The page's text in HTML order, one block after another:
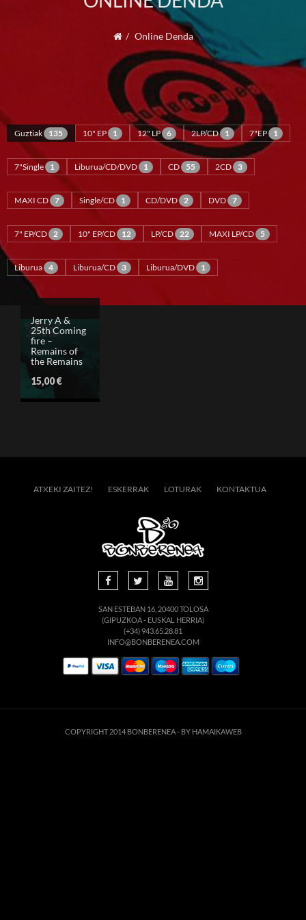
Online Denda
Guztiak 135 10" EP 1 12" LP 6 2LP/CD 1 7"EP 1
7"Single 1 Liburua/CD/DVD 1 CD 55 2CD 3
MAXI CD 7 Single/CD 1 CD/DVD 2 DVD 7
7" EP/CD 2 10" EP/CD 12 LP/CD 22 MAXI LP/CD 5
Liburua 4 Liburua/CD 3 Liburua/DVD 1
Jerry A &
25th Coming
fire –
Remains of
the Remains
15,00€
ATXEKI ZAITEZ! ESKERRAK LOTURAK KONTAKTUA
SAN ESTEBAN 16, 20400 TOLOSA
(GIPUZKOA - EUSKAL HERRIA)
(+34) 943.65.28.81
INFO@BONBERENEA.COM
COPYRIGHT 2014 BONBERENEA - BY HAMAIKAWEB